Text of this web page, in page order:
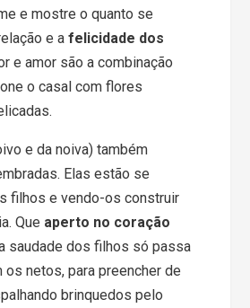
e mostre o quanto se
e a felicidade dos
e amor são a combinação
o casal com flores
e da noiva) também
Elas estão se
filhos e vendo-os construir
Que aperto no coração
saudade dos filhos só passa
os netos, para preencher de
brinquedos pelo